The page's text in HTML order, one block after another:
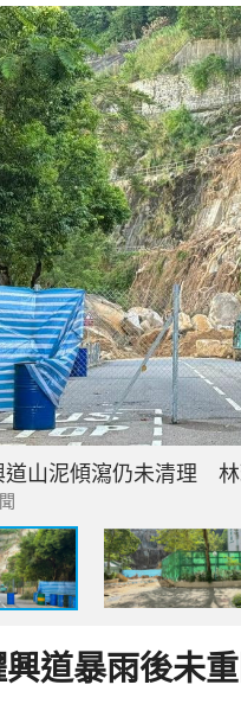
道山泥傾瀉仍未清理
興道暴雨後未